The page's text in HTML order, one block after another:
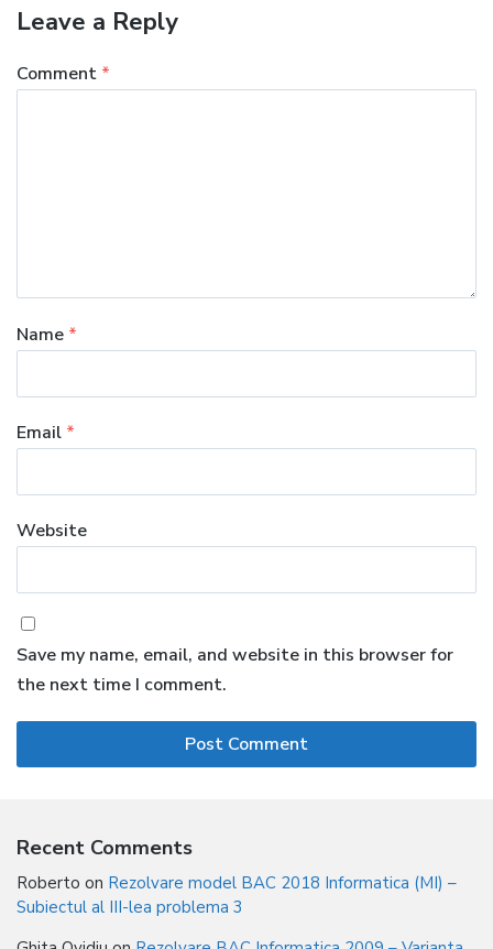
Leave a Reply
Comment *
Name *
Email *
Website
Save my name, email, and website in this browser for
the next time I comment.
Recent Comments
Roberto on Rezolvare model BAC 2018 Informatica (MI) –
Subiectul al III-lea problema 3